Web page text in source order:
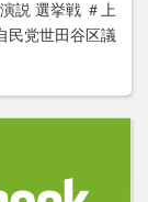
説 選挙戦 ＃上
民党世田谷区議